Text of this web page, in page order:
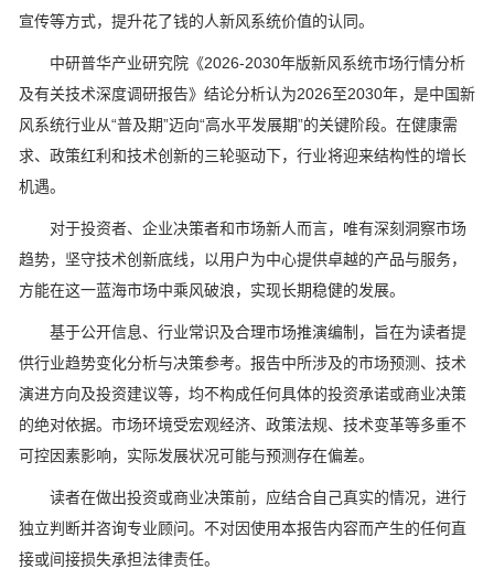
宣传等方式，提升花了钱的人新风系统价值的认同。
中研普华产业研究院《2026-2030年版新风系统市场行情分析
及有关技术深度调研报告》结论分析认为2026至2030年，是中国新
风系统行业从“普及期”迈向“高水平发展期”的关键阶段。在健康需
求、政策红利和技术创新的三轮驱动下，行业将迎来结构性的增长
机遇。
对于投资者、企业决策者和市场新人而言，唯有深刻洞察市场
趋势，坚守技术创新底线，以用户为中心提供卓越的产品与服务，
方能在这一蓝海市场中乘风破浪，实现长期稳健的发展。
基于公开信息、行业常识及合理市场推演编制，旨在为读者提
供行业趋势变化分析与决策参考。报告中所涉及的市场预测、技术
演进方向及投资建议等，均不构成任何具体的投资承诺或商业决策
的绝对依据。市场环境受宏观经济、政策法规、技术变革等多重不
可控因素影响，实际发展状况可能与预测存在偏差。
读者在做出投资或商业决策前，应结合自己真实的情况，进行
独立判断并咨询专业顾问。不对因使用本报告内容而产生的任何直
接或间接损失承担法律责任。